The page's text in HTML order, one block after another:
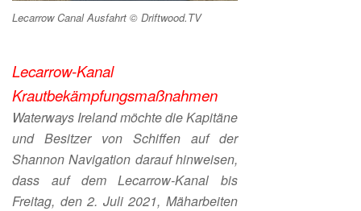
Lecarrow Canal Ausfahrt © Driftwood.TV
Lecarrow-Kanal
Krautbekämpfungsmaßnahmen
Waterways Ireland möchte die Kapitäne
und Besitzer von Schiffen auf der
Shannon Navigation darauf hinweisen,
dass auf dem Lecarrow-Kanal bis
Freitag, den 2. Juli 2021, Mäharbeiten